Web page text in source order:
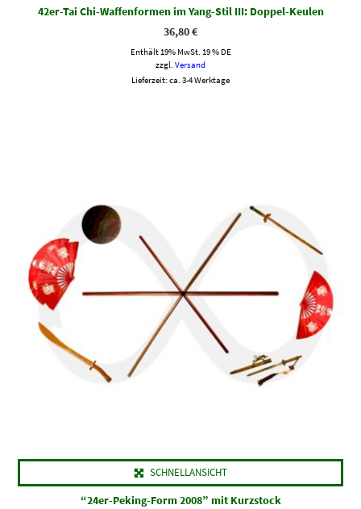
42er-Tai Chi-Waffenformen im Yang-Stil III: Doppel-Keulen
36,80€
Enthält 19% MwSt. 19 % DE
zzgl. Versand
Lieferzeit: ca. 3-4 Werktage
SCHNELLANSICHT
“24er-Peking-Form 2008” mit Kurzstock